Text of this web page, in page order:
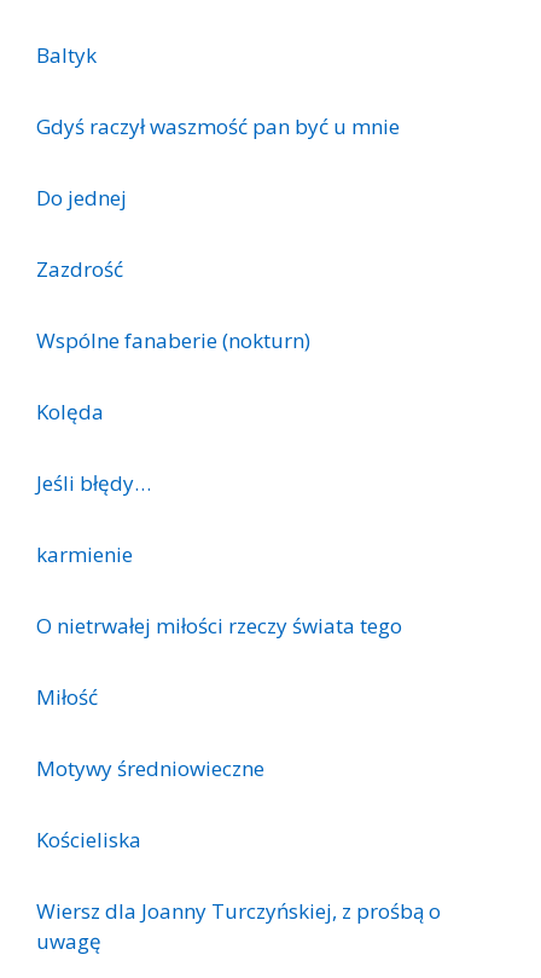
Baltyk
Gdyś raczył waszmość pan być u mnie
Do jednej
Zazdrość
Wspólne fanaberie (nokturn)
Kolęda
Jeśli błędy…
karmienie
O nietrwałej miłości rzeczy świata tego
Miłość
Motywy średniowieczne
Kościeliska
Wiersz dla Joanny Turczyńskiej, z prośbą o
uwagę